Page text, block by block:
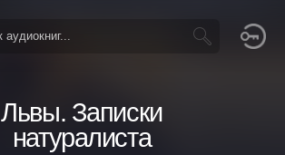
Львы. Записки
натуралиста